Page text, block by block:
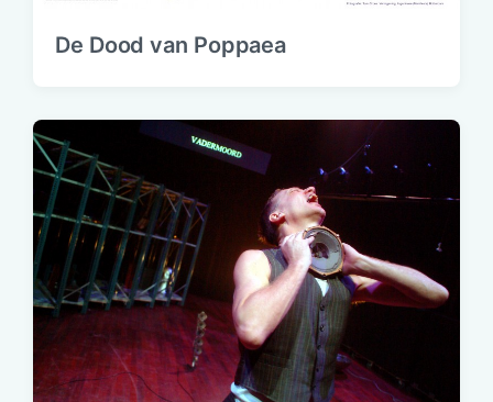
De Dood van Poppaea